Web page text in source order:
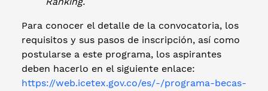
Para conocer el detalle de la convocatoria, los
requisitos y sus pasos de inscripción, así como
postularse a este programa, los aspirantes
deben hacerlo en el siguiente enlace:
https://web.icetex.gov.co/es/-/programa-becas-